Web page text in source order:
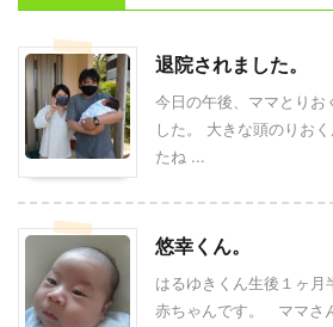
退院されました。
今日の午後、ママとりお
した。 大きな頭のりお
たね ...
悠幸くん。
はるゆきくん生後１ヶ
赤ちゃんです。 ママさ